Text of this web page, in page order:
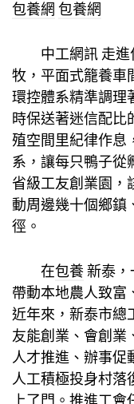
包養網 包養網
中工網訊 走
牧，平面式籠養車
環控體系精準調理
時保送著迷信配比
殖空間里紀律作息
系，讓每只鴨子從
省級工友創業園，
動周邊幾十個鄉鎮
徑。
在包養新泰，
帶動本地農人致富
近年來，新泰市總
友能創業、會創業
人才推進、辦事促
人工積極投身村落
上了門。推進工